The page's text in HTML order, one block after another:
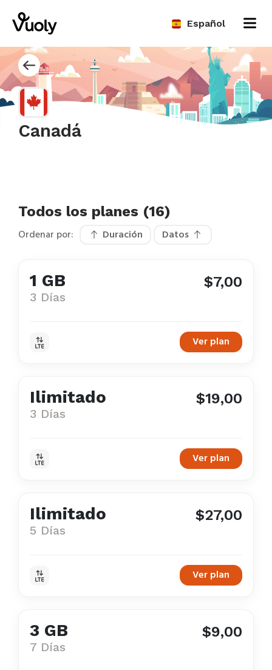
Español
Canadá
Todos los planes (16)
Ordenar por: Duración Datos
1 GB
3 Días
$7,00
Ver plan
Ilimitado
3 Días
$19,00
Ver plan
Ilimitado
5 Días
$27,00
Ver plan
3 GB
7 Días
$9,00